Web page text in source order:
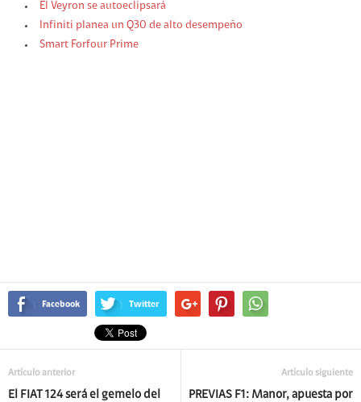
El Veyron se autoeclipsará
Infiniti planea un Q30 de alto desempeño
Smart Forfour Prime
Facebook Twitter
Artículo anterior
El FIAT 124 será el gemelo del
Artículo siguiente
PREVIAS F1: Manor, apuesta por